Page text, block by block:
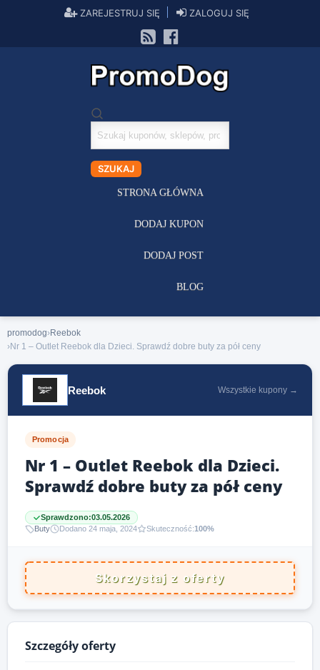
ZAREJESTRUJ SIĘ ZALOGUJ SIĘ
Szukaj
kuponów
SZUKAJ
STRONA GŁÓWNA
DODAJ KUPON
DODAJ POST
BLOG
promodog›Reebok
›Nr 1 – Outlet Reebok dla Dzieci. Sprawdź dobre buty za pół ceny
Reebok Wszystkie kupony →
Promocja
Nr 1 – Outlet Reebok dla Dzieci.
Sprawdź dobre buty za pół ceny
Sprawdzono:03.05.2026
Buty
Dodano 24 maja, 2024 Skuteczność:100%
Skorzystaj z oferty
Szczegóły oferty